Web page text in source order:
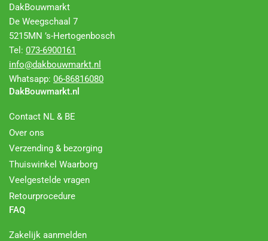
DakBouwmarkt
De Weegschaal 7
5215MN ’s-Hertogenbosch
Tel: 073-6900161
info@dakbouwmarkt.nl
Whatsapp: 06-86816080
DakBouwmarkt.nl
Contact NL & BE
Over ons
Verzending & bezorging
Thuiswinkel Waarborg
Veelgestelde vragen
Retourprocedure
FAQ
Zakelijk aanmelden